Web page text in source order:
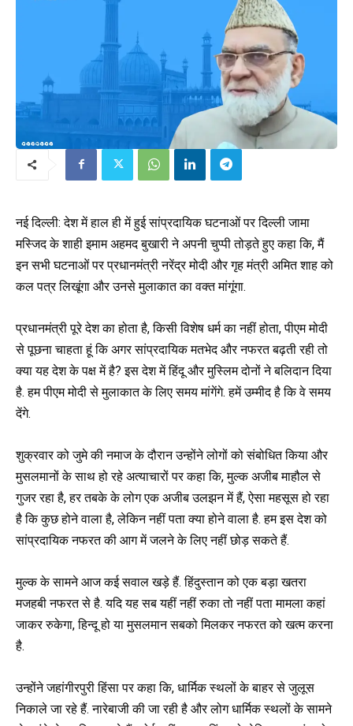
नई दिल्ली: देश में हाल ही में हुई सांप्रदायिक घटनाओं पर दिल्ली जामा
मस्जिद के शाही इमाम अहमद बुखारी ने अपनी चुप्पी तोड़ते हुए कहा कि, मैं
इन सभी घटनाओं पर प्रधानमंत्री नरेंद्र मोदी और गृह मंत्री अमित शाह को
कल पत्र लिखूंगा और उनसे मुलाकात का वक्त मांगूंगा.
प्रधानमंत्री पूरे देश का होता है, किसी विशेष धर्म का नहीं होता, पीएम मोदी
से पूछना चाहता हूं कि अगर सांप्रदायिक मतभेद और नफरत बढ़ती रही तो
क्या यह देश के पक्ष में है? इस देश में हिंदू और मुस्लिम दोनों ने बलिदान दिया
है. हम पीएम मोदी से मुलाकात के लिए समय मांगेंगे. हमें उम्मीद है कि वे समय
देंगे.
शुक्रवार को जुमे की नमाज के दौरान उन्होंने लोगों को संबोधित किया और
मुसलमानों के साथ हो रहे अत्याचारों पर कहा कि, मुल्क अजीब माहौल से
गुजर रहा है, हर तबके के लोग एक अजीब उलझन में हैं, ऐसा महसूस हो रहा
है कि कुछ होने वाला है, लेकिन नहीं पता क्या होने वाला है. हम इस देश को
सांप्रदायिक नफरत की आग में जलने के लिए नहीं छोड़ सकते हैं.
मुल्क के सामने आज कई सवाल खड़े हैं. हिंदुस्तान को एक बड़ा खतरा
मजहबी नफरत से है. यदि यह सब यहीं नहीं रुका तो नहीं पता मामला कहां
जाकर रुकेगा, हिन्दू हो या मुसलमान सबको मिलकर नफरत को खत्म करना
है.
उन्होंने जहांगीरपुरी हिंसा पर कहा कि, धार्मिक स्थलों के बाहर से जुलूस
निकाले जा रहे हैं. नारेबाजी की जा रही है और लोग धार्मिक स्थलों के सामने